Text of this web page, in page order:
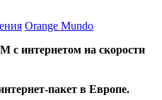
Orange Mundo
с интернетом на скорости
пакет в Европе.